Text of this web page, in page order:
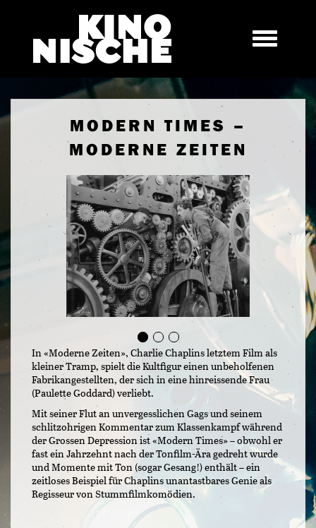
MODERN TIMES –
MODERNE ZEITEN
In «Moderne Zeiten», Charlie Chaplins letztem Film als
kleiner Tramp, spielt die Kultfigur einen unbeholfenen
Fabrikangestellten, der sich in eine hinreissende Frau
(Paulette Goddard) verliebt.
Mit seiner Flut an unvergesslichen Gags und seinem
schlitzohrigen Kommentar zum Klassenkampf während
der Grossen Depression ist «Modern Times» – obwohl er
fast ein Jahrzehnt nach der Tonfilm-Ära gedreht wurde
und Momente mit Ton (sogar Gesang!) enthält – ein
zeitloses Beispiel für Chaplins unantastbares Genie als
Regisseur von Stummfilmkomödien.